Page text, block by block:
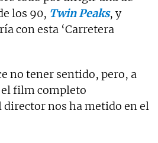
los 90, Twin Peaks, y
con esta ‘Carretera
no tener sentido, pero, a
el film completo
director nos ha metido en el